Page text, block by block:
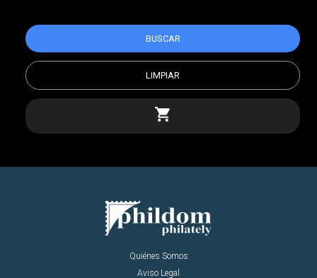
BUSCAR
LIMPIAR
shopping_cart
Quiénes Somos
Aviso Legal